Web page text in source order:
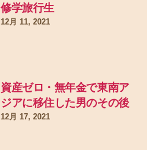
修学旅行生
12月 11, 2021
資産ゼロ・無年金で東南ア
ジアに移住した男のその後
12月 17, 2021